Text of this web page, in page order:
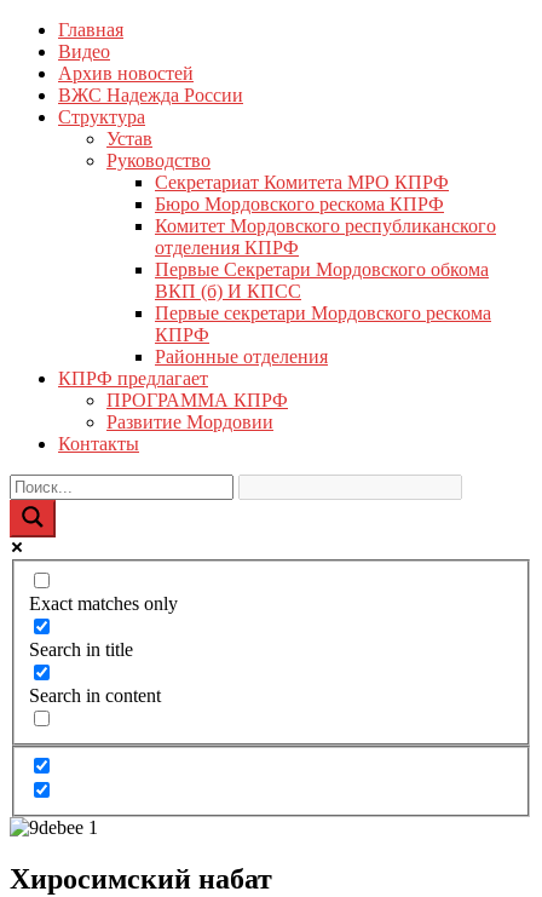
Перейти
содержимому
КПРФ Мордовия
Мордовское Региональное отделение КПРФ
Главная
Видео
Архив новостей
ВЖС Надежда России
Структура
Устав
Руководство
Секретариат Комитета МРО КПРФ
Бюро Мордовского рескома КПРФ
Комитет Мордовского республиканского
отделения КПРФ
Первые Секретари Мордовского обкома
ВКП (б) И КПСС
Первые секретари Мордовского рескома
КПРФ
Районные отделения
КПРФ предлагает
ПРОГРАММА КПРФ
Развитие Мордовии
Контакты
Exact matches only
Search in title
Search in content
Хиросимский набат